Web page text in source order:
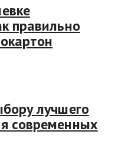
правильно
лучшего
современных